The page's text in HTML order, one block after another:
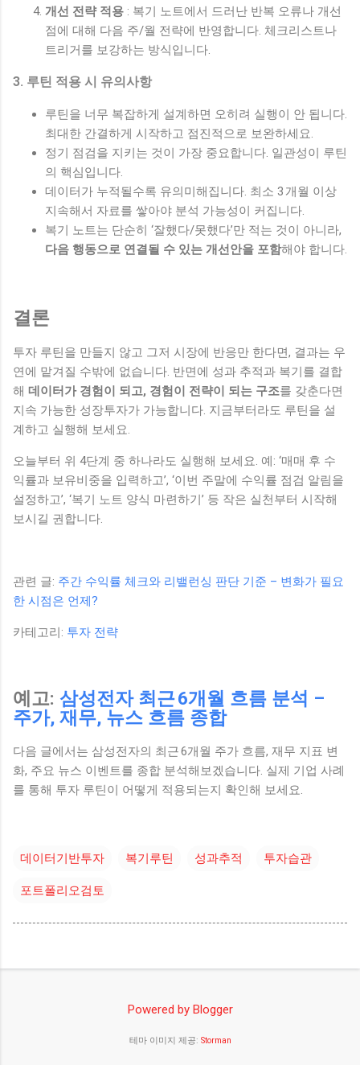
개선 전략 적용 : 복기 노트에서 드러난 반복 오류나 개선
점에 대해 다음 주/월 전략에 반영합니다. 체크리스트나
트리거를 보강하는 방식입니다.
3. 루틴 적용 시 유의사항
루틴을 너무 복잡하게 설계하면 오히려 실행이 안 됩니다.
최대한 간결하게 시작하고 점진적으로 보완하세요.
정기 점검을 지키는 것이 가장 중요합니다. 일관성이 루틴
의 핵심입니다.
데이터가 누적될수록 유의미해집니다. 최소 3 개월 이상
지속해서 자료를 쌓아야 분석 가능성이 커집니다.
복기 노트는 단순히 ‘잘했다/못했다’만 적는 것이 아니라,
다음 행동으로 연결될 수 있는 개선안을 포함해야 합니다.
결론
투자 루틴을 만들지 않고 그저 시장에 반응만 한다면, 결과는 우
연에 맡겨질 수밖에 없습니다. 반면에 성과 추적과 복기를 결합
해 데이터가 경험이 되고, 경험이 전략이 되는 구조를 갖춘다면
지속 가능한 성장투자가 가능합니다. 지금부터라도 루틴을 설
계하고 실행해 보세요.
오늘부터 위 4단계 중 하나라도 실행해 보세요. 예: ‘매매 후 수
익률과 보유비중을 입력하고’, ‘이번 주말에 수익률 점검 알림을
설정하고’, ‘복기 노트 양식 마련하기’ 등 작은 실천부터 시작해
보시길 권합니다.
관련 글: 주간 수익률 체크와 리밸런싱 판단 기준 – 변화가 필요
한 시점은 언제?
카테고리: 투자 전략
예고: 삼성전자 최근 6개월 흐름 분석 –
주가, 재무, 뉴스 흐름 종합
다음 글에서는 삼성전자의 최근 6개월 주가 흐름, 재무 지표 변
화, 주요 뉴스 이벤트를 종합 분석해보겠습니다. 실제 기업 사례
를 통해 투자 루틴이 어떻게 적용되는지 확인해 보세요.
데이터기반투자 복기루틴 성과추적 투자습관
포트폴리오검토
Powered by Blogger
테마 이미지 제공: Storman